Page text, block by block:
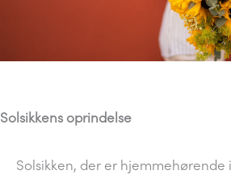
Solsikkens oprindelse
Solsikken, der er hjemmehørende